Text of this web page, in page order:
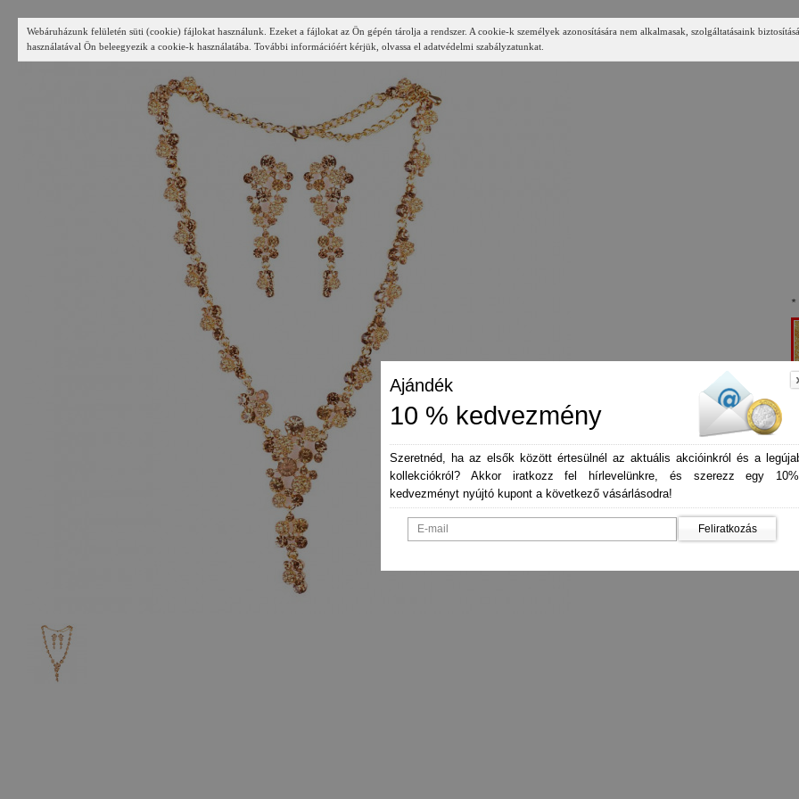
Webáruházunk felületén süti (cookie) fájlokat használunk. Ezeket a fájlokat az Ön gépén tárolja a rendszer. A cookie-k személyek azonosítására nem alkalmasak, szolgáltatásaink
használatával Ön beleegyezik a cookie-k használatába. További információért kérjük, olvassa el adatvédelmi szabályzatunkat.
*
Ajándék
10 % kedvezmény
Szeretnéd, ha az elsők között értesülnél az aktuális akcióinkról és a
kollekciókról? Akkor iratkozz fel hírlevelünkre, és szerezz egy
kedvezményt nyújtó kupont a következő vásárlásodra!
Feliratkozás